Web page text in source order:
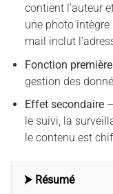
contient l’auteur
une photo intègre
mail inclut
Fonction première
gestion des
Effet secondaire—
le suivi, la
le contenu est
⮞ Résumé